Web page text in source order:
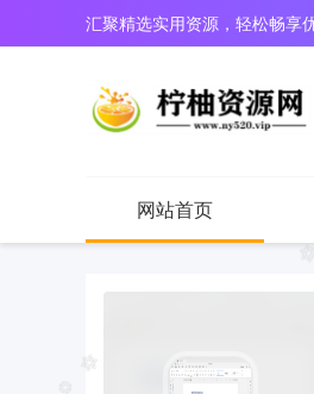
汇聚精选实用资源，轻松畅享
网站首页